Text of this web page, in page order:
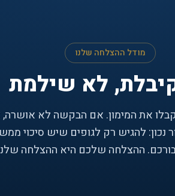
מודל ההצלחה שלנו
לא שילמת
את המימון. אם הבקשה לא
נכון: להגיש רק לגופים שיש סיכוי
ההצלחה שלכם היא ההצלחה